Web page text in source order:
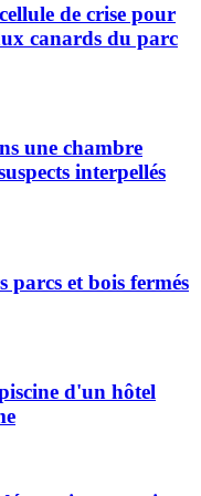
de crise pour
canards du parc
une chambre
interpellés
parcs et bois fermés
d'un hôtel